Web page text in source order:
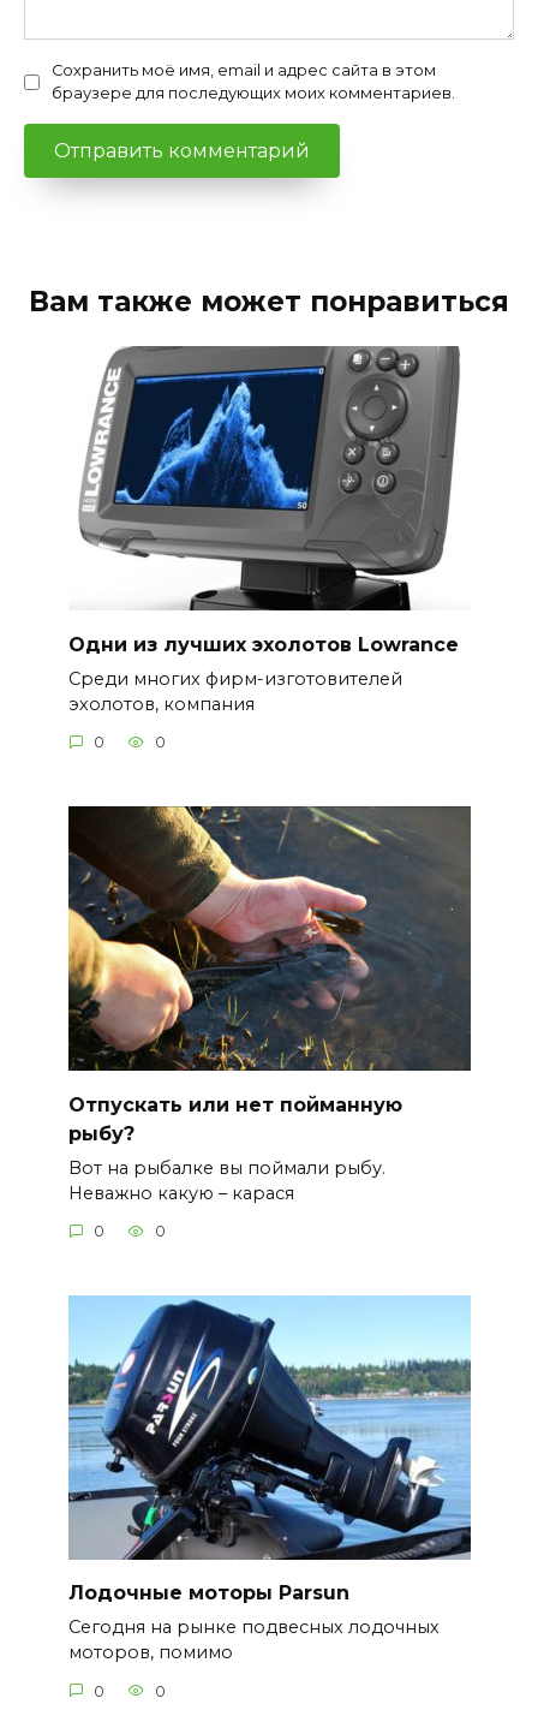
Сохранить моё имя, email и адрес сайта в этом
браузере для последующих моих комментариев.
Вам также может понравиться
Одни из лучших эхолотов Lowrance
Среди многих фирм-изготовителей
эхолотов, компания
0 0
Отпускать или нет пойманную
рыбу?
Вот на рыбалке вы поймали рыбу.
Неважно какую – карася
0 0
Лодочные моторы Parsun
Сегодня на рынке подвесных лодочных
моторов, помимо
0 0